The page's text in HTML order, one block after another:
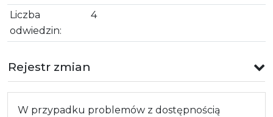
Liczba
odwiedzin:
4
Rejestr zmian
W przypadku problemów z dostępnością